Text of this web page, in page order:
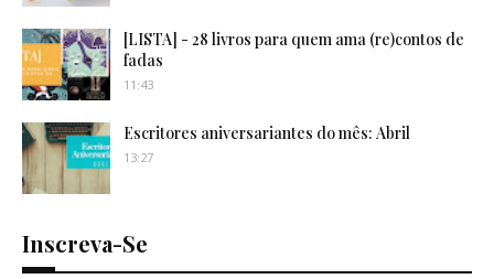
[LISTA] - 28 livros para quem ama (re)contos de
fadas
11:43
Escritores aniversariantes do mês: Abril
13:27
Inscreva-Se